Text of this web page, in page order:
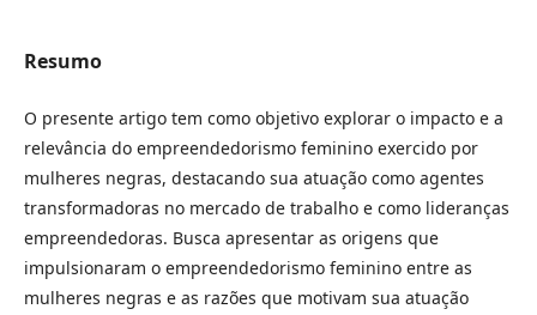
Resumo
O presente artigo tem como objetivo explorar o impacto e a
relevância do empreendedorismo feminino exercido por
mulheres negras, destacando sua atuação como agentes
transformadoras no mercado de trabalho e como lideranças
empreendedoras. Busca apresentar as origens que
impulsionaram o empreendedorismo feminino entre as
mulheres negras e as razões que motivam sua atuação